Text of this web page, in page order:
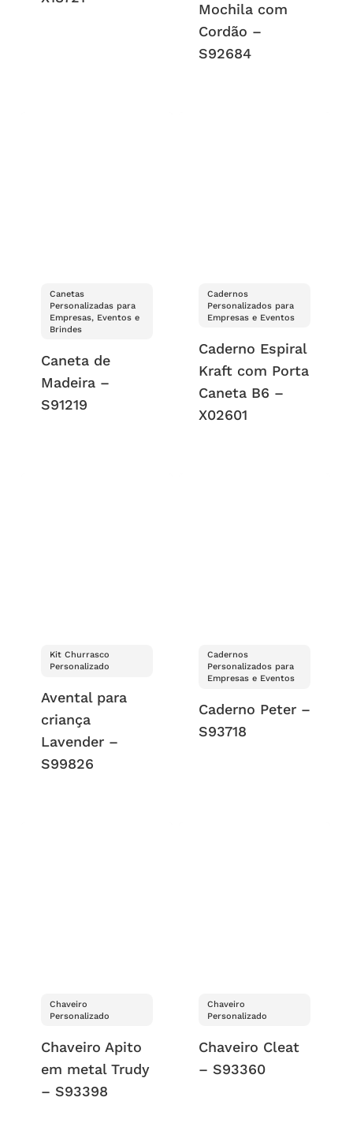
Mochila com
Cordão –
S92684
Canetas
Personalizadas para
Empresas, Eventos e
Brindes
Caneta de
Madeira –
S91219
Cadernos
Personalizados para
Empresas e Eventos
Caderno Espiral
Kraft com Porta
Caneta B6 –
X02601
Kit Churrasco
Personalizado
Avental para
criança
Lavender –
S99826
Cadernos
Personalizados para
Empresas e Eventos
Caderno Peter –
S93718
Chaveiro
Personalizado
Chaveiro Apito
em metal Trudy
– S93398
Chaveiro
Personalizado
Chaveiro Cleat
– S93360